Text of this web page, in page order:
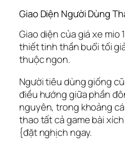
Giao Diện Người Dùng
Giao diện của giá xe mio
thiết tinh thần buổi tối
thuộc ngon.
Người tiêu dùng giống
điều hướng giữa phần
nguyên, trong khoảng
thao tất cả game bài
{đặt nghịch ngay.